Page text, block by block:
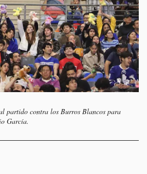
partido contra los Burros Blancos para
García.